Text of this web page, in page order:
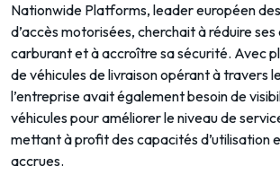
Nationwide Platforms, leader européen
d’accès motorisées, cherchait à réduire
carburant et à accroître sa sécurité. Avec
de véhicules de livraison opérant à travers
l’entreprise avait également besoin de
véhicules pour améliorer le niveau de
mettant à profit des capacités d’utilisation
accrues.